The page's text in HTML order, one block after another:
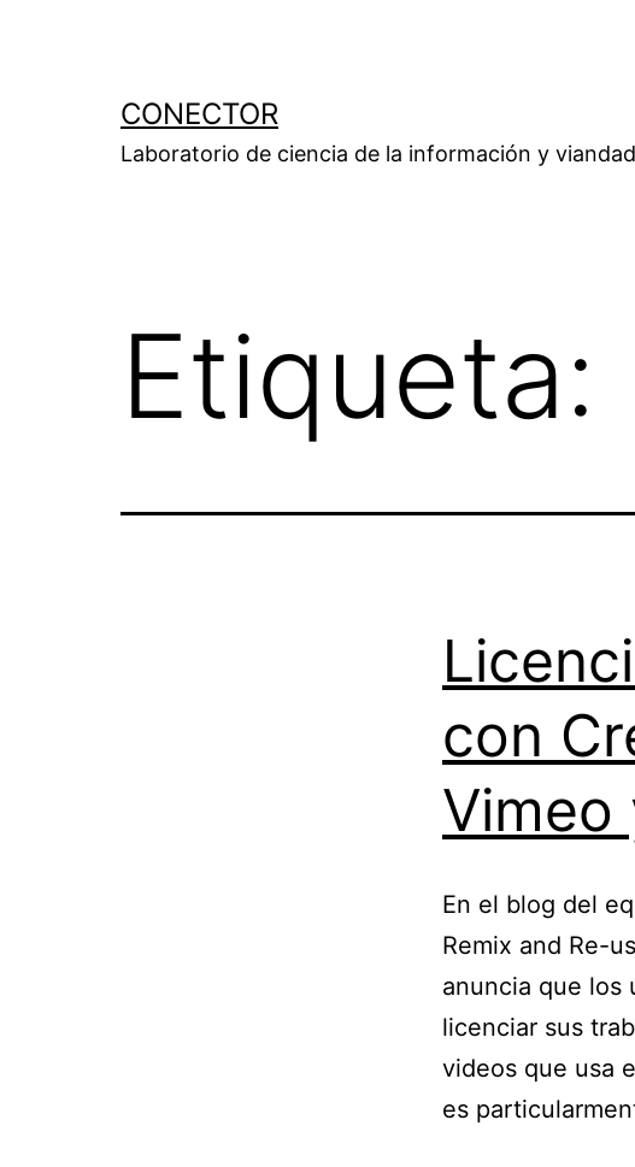
CONECTOR
Laboratorio de ciencia de la información y
Etiqueta:
con
En el blog del
Remix and Re-
anuncia que los
licenciar sus
videos que usa
es